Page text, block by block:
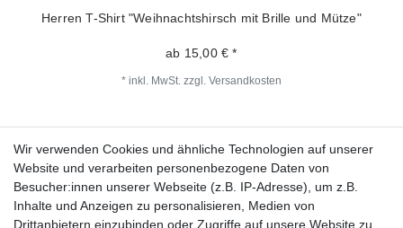
Herren T-Shirt "Weihnachtshirsch mit Brille und Mütze"
ab 15,00 € *
* inkl. MwSt. zzgl. Versandkosten
Fragen zur Bestellung?
Zahlungsarten
Wir verwenden Cookies und ähnliche Technologien auf unserer
Website und verarbeiten personenbezogene Daten von
Besucher:innen unserer Webseite (z.B. IP-Adresse), um z.B.
Inhalte und Anzeigen zu personalisieren, Medien von
Drittanbietern einzubinden oder Zugriffe auf unsere Website zu